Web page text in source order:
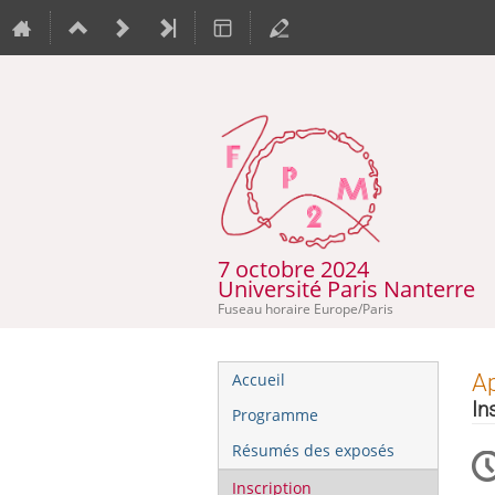
7 octobre 2024
Université Paris Nanterre
Fuseau horaire Europe/Paris
Menu
de
l'événement
Accueil
Programme
Résumés des exposés
Inscription